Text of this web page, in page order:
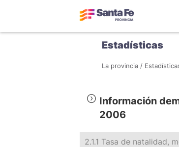
Estadísticas
La provincia /
Información
2006
2.1.1 Tasa de natalidad,